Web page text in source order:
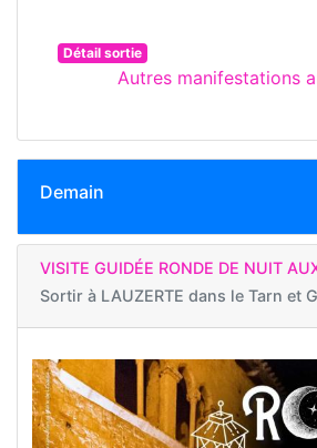
Détail sortie
Autres manifestations
Demain
VISITE GUIDÉE RONDE DE NUIT
Sortir à LAUZERTE dans le Tarn et